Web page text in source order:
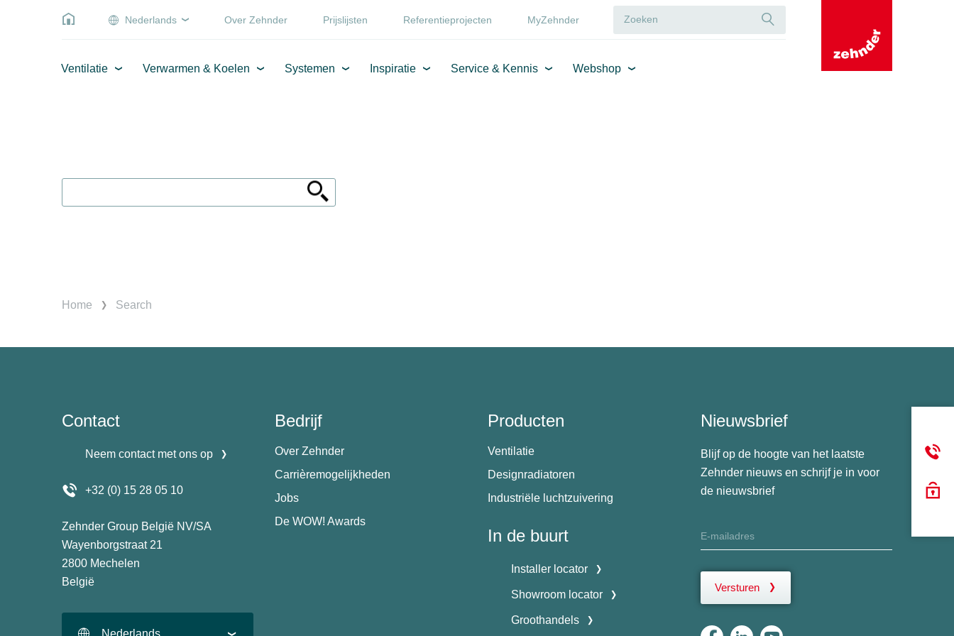
Nederlands Over Zehnder Prijslijsten Referentieprojecten MyZehnder
Ventilatie Verwarmen & Koelen Systemen Inspiratie Service & Kennis Webshop
Home Search
Contact
Neem contact met ons op
+32 (0) 15 28 05 10
Zehnder Group België NV/SA
Wayenborgstraat 21
2800 Mechelen
België
Nederlands
Bedrijf
Over Zehnder
Carrièremogelijkheden
Jobs
De WOW! Awards
Producten
Ventilatie
Designradiatoren
Industriële luchtzuivering
In de buurt
Installer locator
Showroom locator
Groothandels
Nieuwsbrief
Blijf op de hoogte van het laatste
Zehnder nieuws en schrijf je in voor
de nieuwsbrief
Versturen